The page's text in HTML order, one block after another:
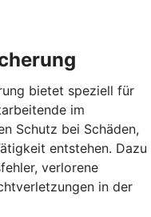
bietet speziell für
im
Schutz bei Schäden,
entstehen. Dazu
verlorene
in der